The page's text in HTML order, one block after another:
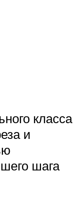
класса
и
шага